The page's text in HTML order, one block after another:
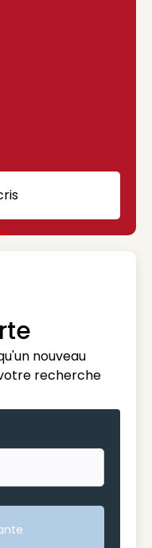
nouveau
recherche
suivante